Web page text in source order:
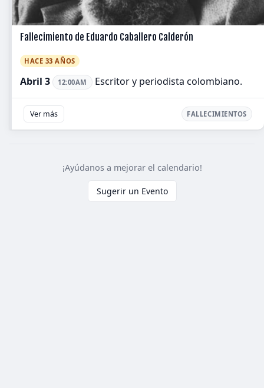
Fallecimiento de Eduardo Caballero Calderón
HACE 33 AÑOS
Abril 3 12:00AM Escritor y periodista colombiano.
Ver más FALLECIMIENTOS
¡Ayúdanos a mejorar el calendario!
Sugerir un Evento